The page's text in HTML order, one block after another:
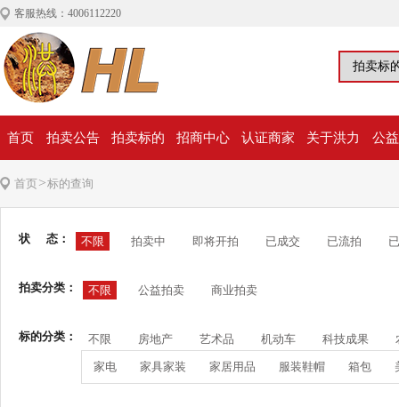
客服热线：4006112220
首页 拍卖公告 拍卖标的 招商中心 认证商家 关于洪力 公
首页>标的查询
状 态： 不限 拍卖中 即将开拍 已成交 已流拍
拍卖分类： 不限 公益拍卖 商业拍卖
标的分类： 不限 房地产 艺术品 机动车 科技成果
家电 家具家装 家居用品 服装鞋帽 箱包